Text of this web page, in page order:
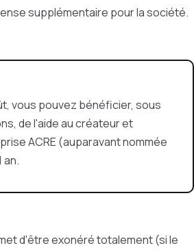
supplémentaire pour la société.
vous pouvez bénéficier, sous
de l'aide au créateur et
ACRE (auparavant nommée
an.
d'être exonéré totalement (si le